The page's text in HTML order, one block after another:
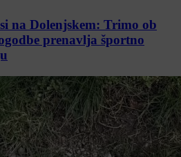
na Dolenjskem: Trimo ob
prenavlja športno